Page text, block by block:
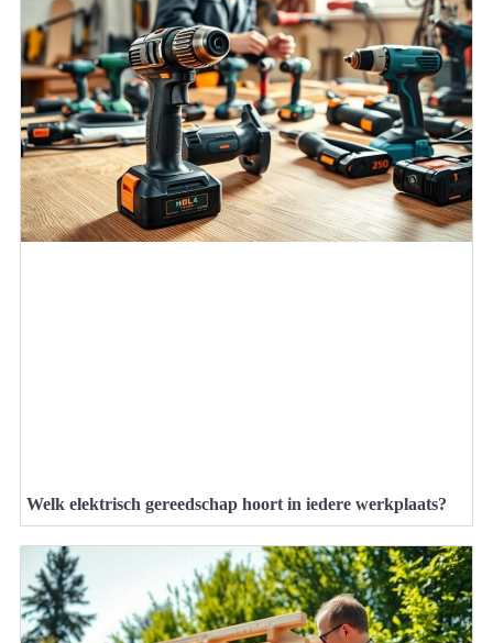
Welk elektrisch gereedschap hoort in iedere werkplaats?